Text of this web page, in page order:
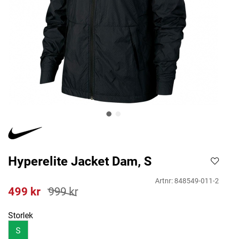
Hyperelite Jacket Dam, S
Artnr:848549-011-2
999kr
499 kr
Storlek
S